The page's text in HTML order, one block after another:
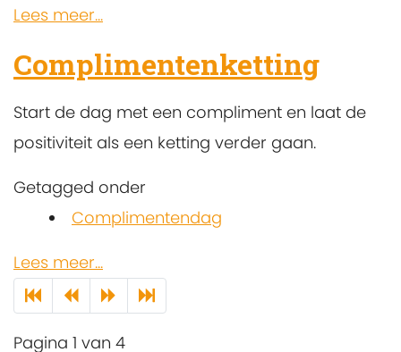
Lees meer...
Complimentenketting
Start de dag met een compliment en laat de
positiviteit als een ketting verder gaan.
Getagged onder
Complimentendag
Lees meer...
Pagina 1 van 4